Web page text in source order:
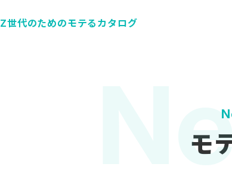
Z世代のためのモテるカタログ
モ